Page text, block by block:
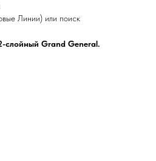
Линии) или поиск
слойный Grand General.